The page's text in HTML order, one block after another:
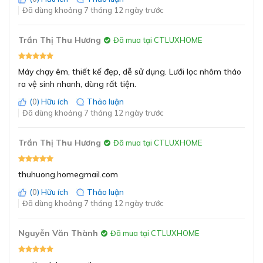
Kính cường lực Tempered Glass vòm dày
6mm, vát cạnh Beveled edge tinh tế
Kính cường lực Tempered Glass vòm dày 6mm, vát
cạnh Beveled edge tinh tế
Glass cao cấp, thiết kế dạng vòm cong sang trọng với
độ dày lên tới 6mm. Bề mặt kính được vát cạnh
Beveled Edge tinh xảo, tạo cảm giác thanh thoát và
Độ ồn ±42db
Điện áp 220-240V/50Hz
Kích thước (CxRxS)
Bảo hành
bảo hành máy 3 năm
Đã dùng khoảng 7 tháng 12 ngày trước
Trần Thị Thu Hương Đã mua tại CTLUXHOME
Máy chạy êm, thiết kế đẹp, dễ sử dụng. Lưới lọc nhôm tháo
ra vệ sinh nhanh, dùng rất tiện.
(0) Hữu ích
Thảo luận
Đã dùng khoảng 7 tháng 12 ngày trước
Trần Thị Thu Hương Đã mua tại CTLUXHOME
thuhuong.homegmail.com
(0) Hữu ích
Thảo luận
Đã dùng khoảng 7 tháng 12 ngày trước
Nguyễn Văn Thành Đã mua tại CTLUXHOME